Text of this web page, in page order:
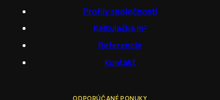
Profily spoločností
Kalkulačka m²
Referencie
Kontakt
ODPORÚČANÉ PONUKY